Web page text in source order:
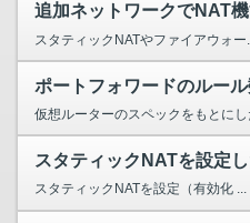
追加ネットワークでNAT
スタティックNATやファイアウォー...
ポートフォワードのルー
仮想ルーターのスペックをもとにし
スタティックNATを設定
スタティックNATを設定（有効化 ...